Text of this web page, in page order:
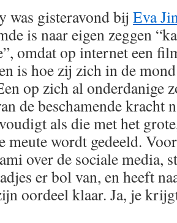
was gisteravond bij Eva
is naar eigen zeggen
omdat op internet een
is hoe zij zich in de
op zich al onderdanige
de beschamende kracht
als die met het
meute wordt gedeeld.
over de sociale media,
er bol van, en heeft
oordeel klaar. Ja, je